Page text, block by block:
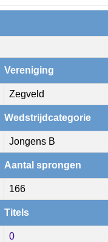
Vereniging
Zegveld
Wedstrijdcategorie
Jongens B
Aantal sprongen
166
Titels
0